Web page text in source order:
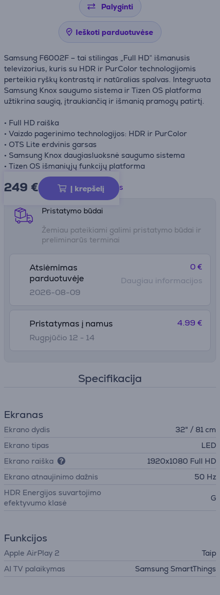
Palyginti
Ieškoti parduotuvėse
Samsung F6002F – tai stilingas „Full HD“ išmanusis
televizorius, kuris su HDR ir PurColor technologijomis
perteikia ryškų kontrastą ir natūralias spalvas. Integruota
Samsung Knox saugumo sistema ir Tizen OS platforma
užtikrina saugią, įtraukiančią ir išmanią pramogų patirtį.
• Full HD raiška
• Vaizdo pagerinimo technologijos: HDR ir PurColor
• OTS Lite erdvinis garsas
• Samsung Knox daugiasluoksnė saugumo sistema
• Tizen OS išmaniųjų funkcijų platforma
249 € Į krepšelį
Gaminio informacijos lapas
Pristatymo būdai
Žemiau pateikiami galimi pristatymo būdai ir
preliminarūs terminai
Atsiėmimas
parduotuvėje
2026-08-09
0 €
Daugiau informacijos
Pristatymas į namus
Rugpjūčio 12 - 14
4.99 €
Specifikacija
Ekranas
Ekrano dydis
32" / 81 cm
Ekrano tipas
LED
Ekrano raiška
1920x1080 Full HD
Ekrano atnaujinimo dažnis
50 Hz
HDR Energijos suvartojimo
efektyvumo klasė
G
Funkcijos
Apple AirPlay 2
Taip
AI TV palaikymas
Samsung SmartThings